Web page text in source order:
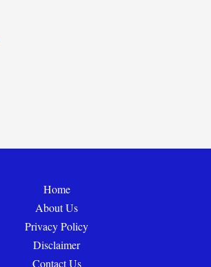
Home
About Us
Privacy Policy
Disclaimer
Contact Us